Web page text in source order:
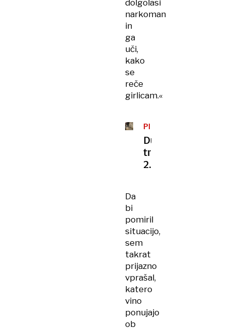
dolgolasi
narkoman
in
ga
uči,
kako
se
reče
girlicam.«
PISMA
BRALCEV
Duhovi
tradicije,
2.
Da
bi
pomiril
situacijo,
sem
takrat
prijazno
vprašal,
katero
vino
ponujajo
ob